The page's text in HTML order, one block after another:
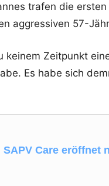
trafen die
aggressiven 57-
keinem Zeitpunkt
Es habe sich
Care eröffnet